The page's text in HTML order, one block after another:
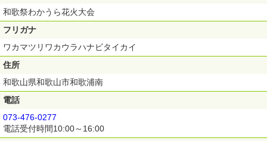
和歌祭わかうら花火大会
フリガナ
ワカマツリワカウラハナビタイカイ
住所
和歌山県和歌山市和歌浦南
電話
073-476-0277
電話受付時間10:00～16:00